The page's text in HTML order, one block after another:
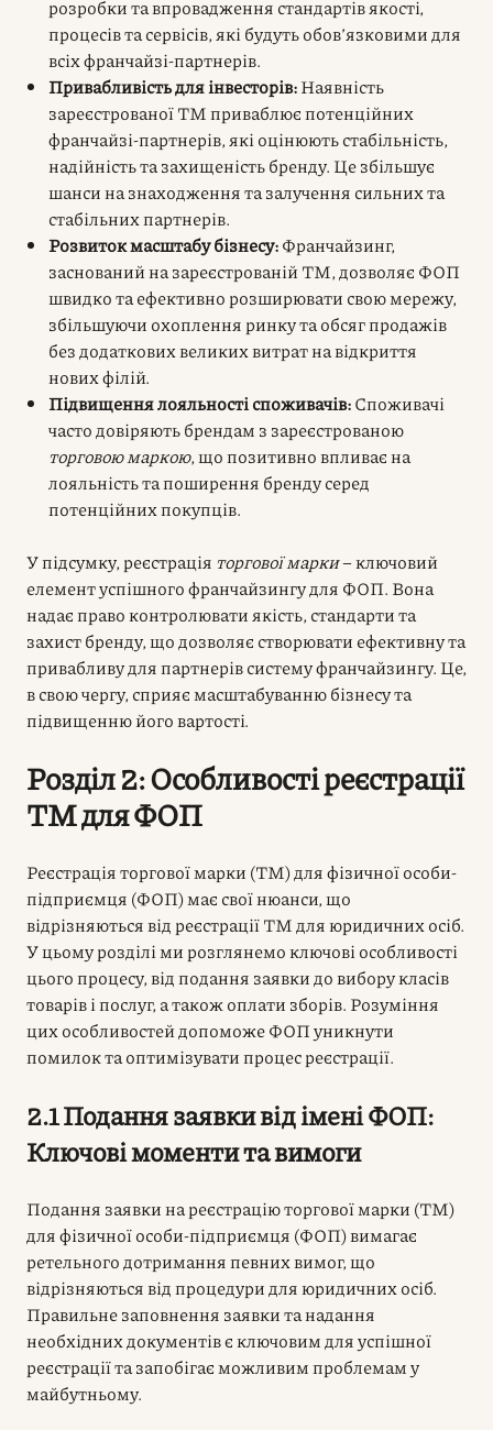
розробки та впровадження стандартів якості,
процесів та сервісів, які будуть обов’язковими для
всіх франчайзі-партнерів.
Привабливість для інвесторів:Наявність
зареєстрованої ТМ приваблює потенційних
франчайзі-партнерів, які оцінюють стабільність,
надійність та захищеність бренду. Це збільшує
шанси на знаходження та залучення сильних та
стабільних партнерів.
Розвиток масштабу бізнесу:Франчайзинг,
заснований на зареєстрованій ТМ, дозволяє ФОП
швидко та ефективно розширювати свою мережу,
збільшуючи охоплення ринку та обсяг продажів
без додаткових великих витрат на відкриття
нових філій.
Підвищення лояльності споживачів:Споживачі
часто довіряють брендам з зареєстрованою
торговою маркою, що позитивно впливає на
лояльність та поширення бренду серед
потенційних покупців.
У підсумку, реєстрація торгової марки– ключовий
елемент успішного франчайзингу для ФОП. Вона
надає право контролювати якість, стандарти та
захист бренду, що дозволяє створювати ефективну та
привабливу для партнерів систему франчайзингу. Це,
в свою чергу, сприяє масштабуванню бізнесу та
підвищенню його вартості.
Розділ 2: Особливості реєстрації
ТМ для ФОП
Реєстрація торгової марки (ТМ) для фізичної особи-
підприємця (ФОП) має свої нюанси, що
відрізняються від реєстрації ТМ для юридичних осіб.
У цьому розділі ми розглянемо ключові особливості
цього процесу, від подання заявки до вибору класів
товарів і послуг, а також оплати зборів. Розуміння
цих особливостей допоможе ФОП уникнути
помилок та оптимізувати процес реєстрації.
2.1 Подання заявки від імені ФОП:
Ключові моменти та вимоги
Подання заявки на реєстрацію торгової марки (ТМ)
для фізичної особи-підприємця (ФОП) вимагає
ретельного дотримання певних вимог, що
відрізняються від процедури для юридичних осіб.
Правильне заповнення заявки та надання
необхідних документів є ключовим для успішної
реєстрації та запобігає можливим проблемам у
майбутньому.